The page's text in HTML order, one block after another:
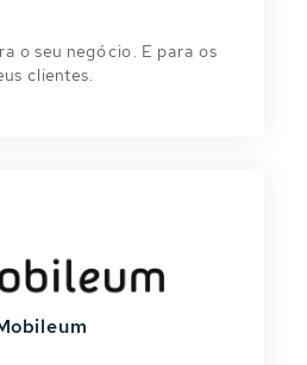
o seu negócio. E para os
clientes.